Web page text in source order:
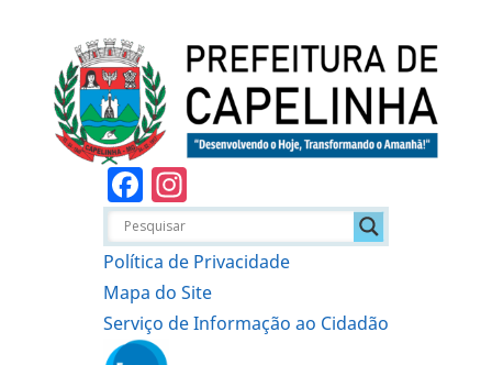
Facebook
Política de Privacidade
Mapa do Site
Serviço de Informação ao Cidadão